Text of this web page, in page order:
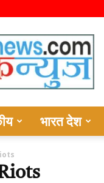
thalaknews
भारत देश